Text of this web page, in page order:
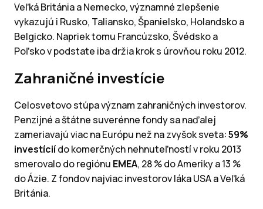
Veľká Británia a Nemecko, významné zlepšenie
vykazujú i Rusko, Taliansko, Španielsko, Holandsko a
Belgicko. Napriek tomu Francúzsko, Švédsko a
Poľsko v podstate iba držia krok s úrovňou roku 2012.
Zahraničné investície
Celosvetovo stúpa význam zahraničných investorov.
Penzijné a štátne suverénne fondy sa naďalej
zameriavajú viac na Európu než na zvyšok sveta:59%
investíciído komerčných nehnuteľností v roku 2013
smerovalo do regiónu EMEA, 28 % do Ameriky a 13 %
do Ázie. Z fondov najviac investorov láka USA a Veľká
Británia.